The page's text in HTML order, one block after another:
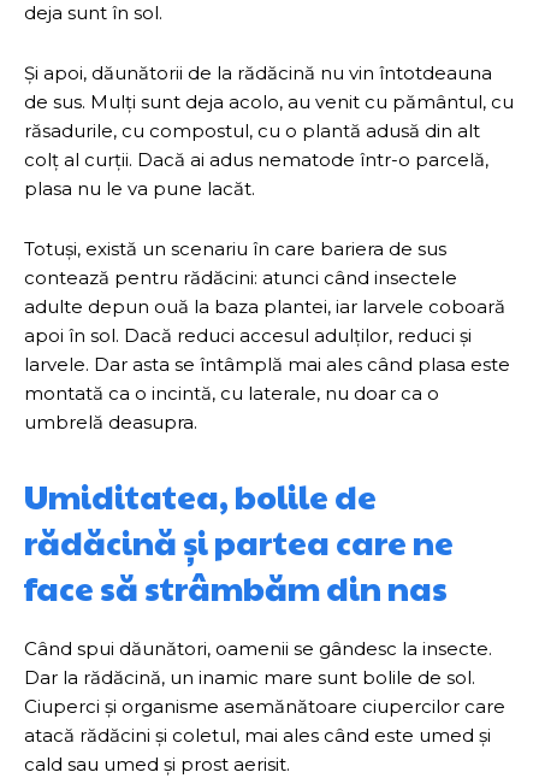
deja sunt în sol.
Și apoi, dăunătorii de la rădăcină nu vin întotdeauna
de sus. Mulți sunt deja acolo, au venit cu pământul, cu
răsadurile, cu compostul, cu o plantă adusă din alt
colț al curții. Dacă ai adus nematode într-o parcelă,
plasa nu le va pune lacăt.
Totuși, există un scenariu în care bariera de sus
contează pentru rădăcini: atunci când insectele
adulte depun ouă la baza plantei, iar larvele coboară
apoi în sol. Dacă reduci accesul adulților, reduci și
larvele. Dar asta se întâmplă mai ales când plasa este
montată ca o incintă, cu laterale, nu doar ca o
umbrelă deasupra.
Umiditatea, bolile de
rădăcină și partea care ne
face să strâmbăm din nas
Când spui dăunători, oamenii se gândesc la insecte.
Dar la rădăcină, un inamic mare sunt bolile de sol.
Ciuperci și organisme asemănătoare ciupercilor care
atacă rădăcini și coletul, mai ales când este umed și
cald sau umed și prost aerisit.